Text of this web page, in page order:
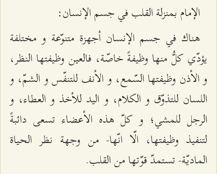
الإمام بمنزلة القلب في جسم الإنسان:
هناك في جسم الإنسان أجهزة متنوّعة و مختلفة
يؤدّي كلُّ منها وظيفةً خاصّة، فالعين وظيفتها النظر،
و الأذن وظيفتها السّمع، و الأنف للتنفّس و الشمّ، و
اللسان للتذوّق و الكلام، و اليد للأخذ و العطاء، و
الرجل للمشي؛ و كلّ هذه الأعضاء تسعى دائبةً
لتنفيذ وظيفتها، الّا انّها- من وجهة نظر الحياة
الماديّة- تستمدّ قوّتها من القلب.